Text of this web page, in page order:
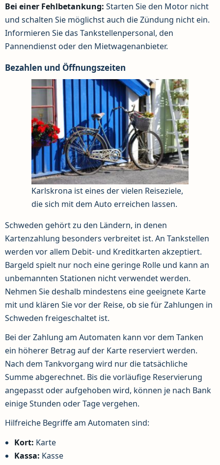
Bei einer Fehlbetankung: Starten Sie den Motor nicht
und schalten Sie möglichst auch die Zündung nicht ein.
Informieren Sie das Tankstellenpersonal, den
Pannendienst oder den Mietwagenanbieter.
Bezahlen und Öffnungszeiten
Karlskrona ist eines der vielen Reiseziele,
die sich mit dem Auto erreichen lassen.
Schweden gehört zu den Ländern, in denen
Kartenzahlung besonders verbreitet ist. An Tankstellen
werden vor allem Debit- und Kreditkarten akzeptiert.
Bargeld spielt nur noch eine geringe Rolle und kann an
unbemannten Stationen nicht verwendet werden.
Nehmen Sie deshalb mindestens eine geeignete Karte
mit und klären Sie vor der Reise, ob sie für Zahlungen in
Schweden freigeschaltet ist.
Bei der Zahlung am Automaten kann vor dem Tanken
ein höherer Betrag auf der Karte reserviert werden.
Nach dem Tankvorgang wird nur die tatsächliche
Summe abgerechnet. Bis die vorläufige Reservierung
angepasst oder aufgehoben wird, können je nach Bank
einige Stunden oder Tage vergehen.
Hilfreiche Begriffe am Automaten sind:
Kort: Karte
Kassa: Kasse